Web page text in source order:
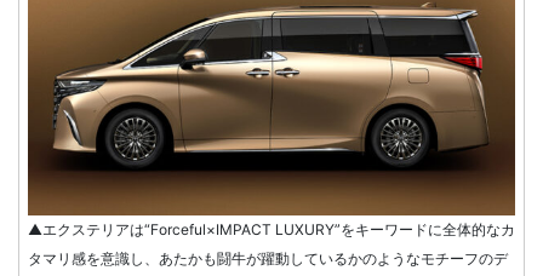
▲エクステリアは“Forceful×IMPACT LUXURY”をキーワードに全体的なカ
タマリ感を意識し、あたかも闘牛が躍動しているかのようなモチーフのデ